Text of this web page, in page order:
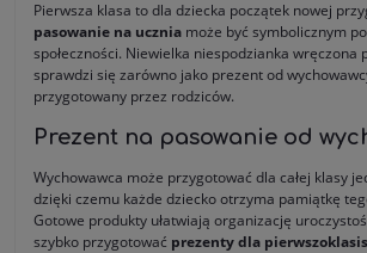
Pierwsza klasa to dla dziecka początek nowej
pasowanie na ucznia może być symbolicznym
społeczności. Niewielka niespodzianka wręczona
sprawdzi się zarówno jako prezent od
przygotowany przez rodziców.
Prezent na pasowanie od
Wychowawca może przygotować dla całej klasy
dzięki czemu każde dziecko otrzyma pamiątkę
Gotowe produkty ułatwiają organizację
szybko przygotować prezenty dla